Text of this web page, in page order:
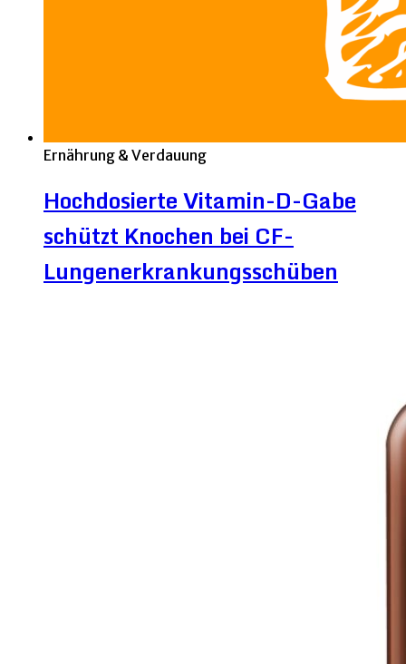
Ernährung & Verdauung
Hochdosierte Vitamin-D-Gabe
schützt Knochen bei CF-
Lungenerkrankungsschüben